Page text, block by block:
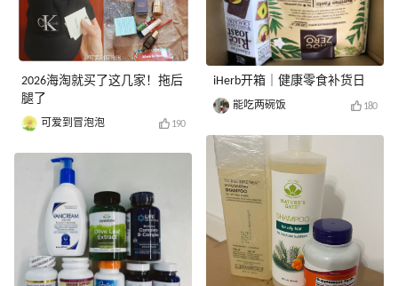
2026海淘就买了这几家！拖后
腿了
可爱到冒泡泡 190
iHerb开箱｜健康零食补货日
能吃两碗饭 180